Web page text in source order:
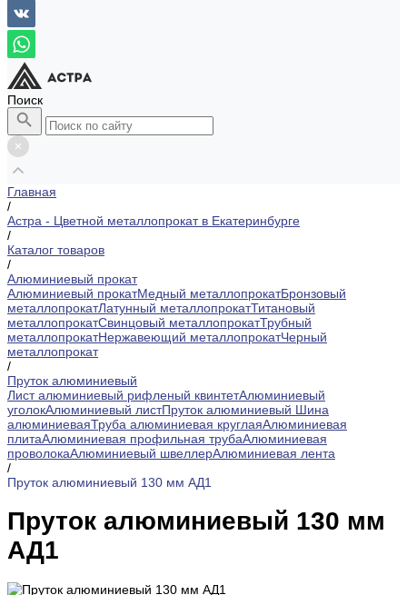
Поиск
Главная
/
Астра - Цветной металлопрокат в Екатеринбурге
/
Каталог товаров
/
Алюминиевый прокат
Алюминиевый прокатМедный металлопрокатБронзовый
металлопрокатЛатунный металлопрокатТитановый
металлопрокатСвинцовый металлопрокатТрубный
металлопрокатНержавеющий металлопрокатЧерный
металлопрокат
/
Пруток алюминиевый
Лист алюминиевый рифленый квинтетАлюминиевый
уголокАлюминиевый листПруток алюминиевый Шина
алюминиеваяТруба алюминиевая круглаяАлюминиевая
плитаАлюминиевая профильная трубаАлюминиевая
проволокаАлюминиевый швеллерАлюминиевая лента
/
Пруток алюминиевый 130 мм АД1
Пруток алюминиевый 130 мм
АД1